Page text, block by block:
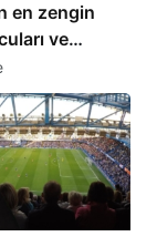
en zengin
ve
yıldız